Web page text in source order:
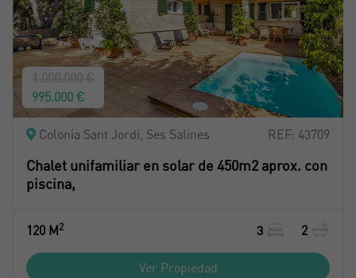
995.000 €
Colonia Sant Jordi, Ses Salines REF: 43709
Chalet unifamiliar en solar de 450m2 aprox. con
piscina,
120 M2 3 2
Ver Propiedad